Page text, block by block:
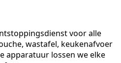
voor alle
wastafel, keukenafvoer
apparatuur lossen we elke